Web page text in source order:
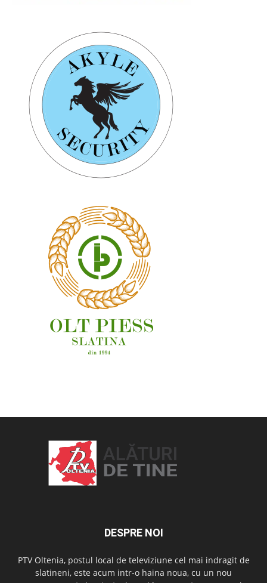
DESPRE NOI
PTV Oltenia, postul local de televiziune cel mai indragit de
slatineni, este acum intr-o haina noua, cu un nou